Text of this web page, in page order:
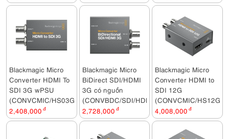
Blackmagic Micro
Converter HDMI To
SDI 3G wPSU
(CONVCMIC/HS03G/WPSU)
2,408,000 đ
Blackmagic Micro
BiDirect SDI/HDMI
3G có nguồn
(CONVBDC/SDI/HDMI03G/PS)
2,728,000 đ
Blackmagic Micro
Converter HDMI to
SDI 12G
(CONVCMIC/HS12G)
4,008,000 đ